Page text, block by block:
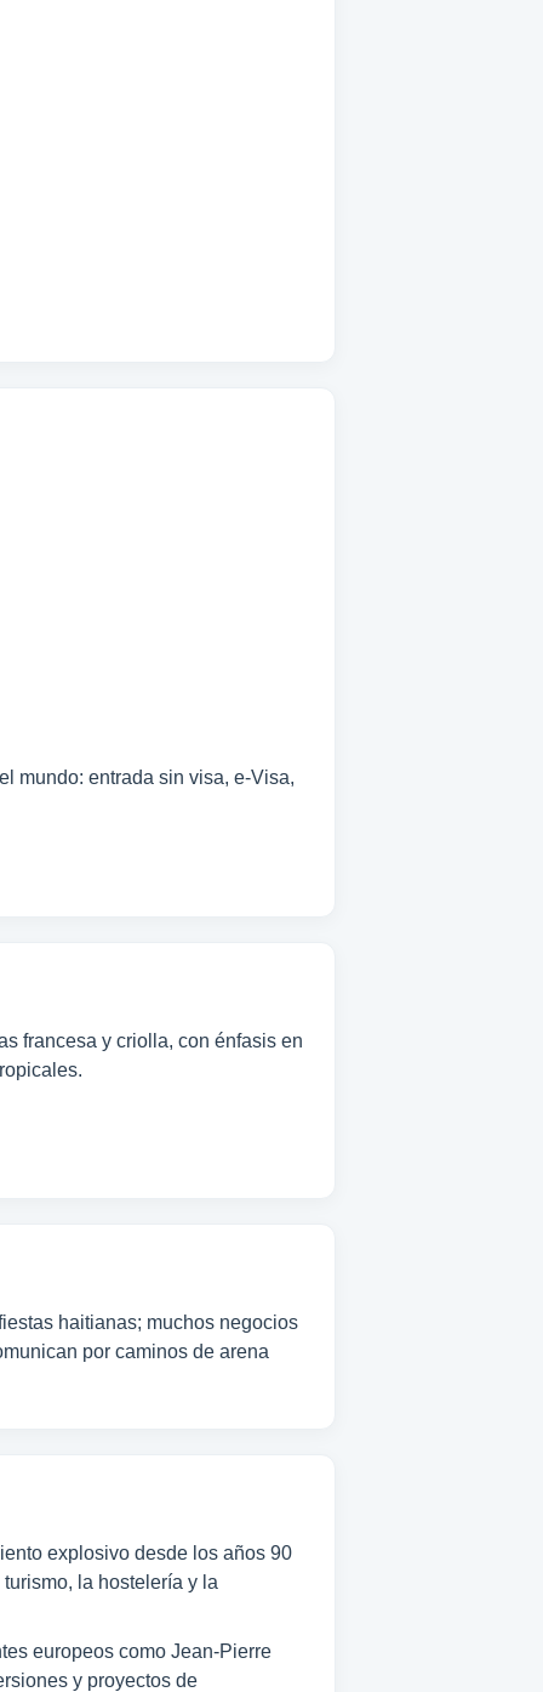
mundo: entrada sin visa, e-Visa,
francesa y criolla, con énfasis en
haitianas; muchos negocios
por caminos de arena
explosivo desde los años 90
la hostelería y la
europeos como Jean-Pierre
y proyectos de